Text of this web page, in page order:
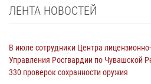
ЛЕНТА НОВОСТЕЙ
В июле сотрудники Центра
Управления Росгвардии по Чувашской
330 проверок сохранности оружия